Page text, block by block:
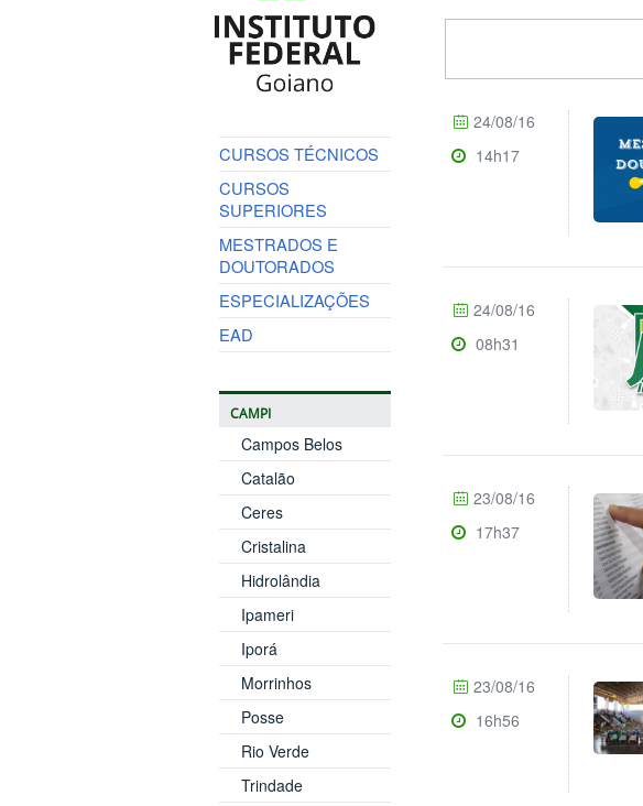
CURSOS TÉCNICOS
CURSOS
SUPERIORES
MESTRADOS E
DOUTORADOS
ESPECIALIZAÇÕES
EAD
CAMPI
Campos Belos
Catalão
Ceres
Cristalina
Hidrolândia
Ipameri
Iporá
Morrinhos
Posse
Rio Verde
Trindade
24/08/16
14h17
24/08/16
08h31
23/08/16
17h37
23/08/16
16h56